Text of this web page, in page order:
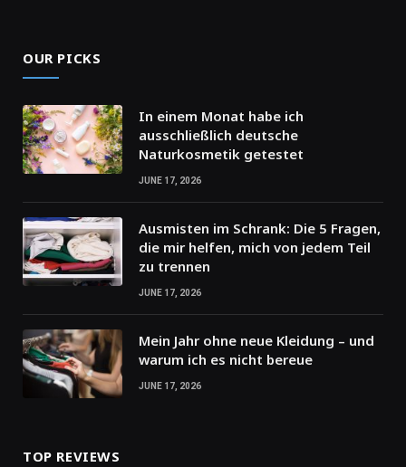
OUR PICKS
In einem Monat habe ich
ausschließlich deutsche
Naturkosmetik getestet
JUNE 17, 2026
Ausmisten im Schrank: Die 5 Fragen,
die mir helfen, mich von jedem Teil
zu trennen
JUNE 17, 2026
Mein Jahr ohne neue Kleidung – und
warum ich es nicht bereue
JUNE 17, 2026
TOP REVIEWS